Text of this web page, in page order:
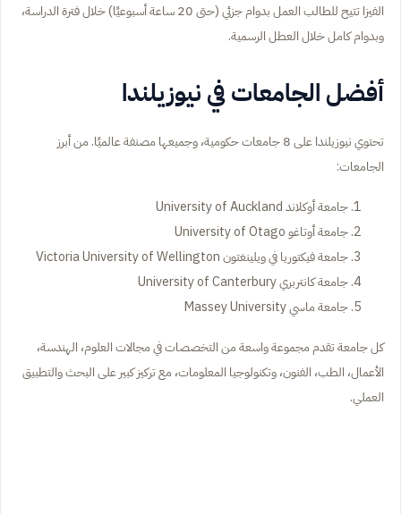
الفيزا تتيح للطالب العمل بدوام جزئي (حتى 20 ساعة أسبوعيًا) خلال فترة الدراسة،
وبدوام كامل خلال العطل الرسمية.
أفضل الجامعات في نيوزيلندا
تحتوي نيوزيلندا على 8 جامعات حكومية، وجميعها مصنفة عالميًا. من أبرز
الجامعات:
جامعة أوكلاند University of Auckland
جامعة أوتاغو University of Otago
جامعة فيكتوريا في ويلينغتون Victoria University of Wellington
جامعة كانتربري University of Canterbury
جامعة ماسي Massey University
كل جامعة تقدم مجموعة واسعة من التخصصات في مجالات العلوم، الهندسة،
الأعمال، الطب، الفنون، وتكنولوجيا المعلومات، مع تركيز كبير على البحث والتطبيق
العملي.